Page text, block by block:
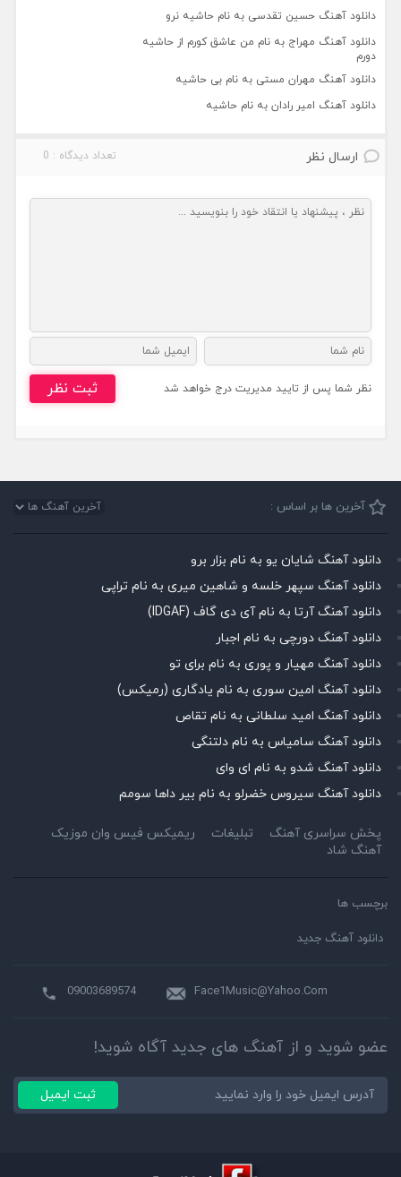
دانلود آهنگ حسین تقدسی به نام حاشیه نرو
دانلود آهنگ مهراج به نام من عاشق کورم از حاشیه
دورم
دانلود آهنگ مهران مستی به نام بی حاشیه
دانلود آهنگ امیر رادان به نام حاشیه
ارسال نظر تعداد دیدگاه : 0
نظر شما پس از تایید مدیریت درج خواهد شد ثبت نظر
آخرین ها بر اساس :
دانلود آهنگ شایان یو به نام بزار برو
دانلود آهنگ سپهر خلسه و شاهین میری به نام تراپی
دانلود آهنگ آرتا به نام آی دی گاف (IDGAF)
دانلود آهنگ دورچی به نام اجبار
دانلود آهنگ مهیار و پوری به نام برای تو
دانلود آهنگ امین سوری به نام یادگاری (رمیکس)
دانلود آهنگ امید سلطانی به نام تقاص
دانلود آهنگ سامیاس به نام دلتنگی
دانلود آهنگ شدو به نام ای وای
دانلود آهنگ سیروس خضرلو به نام بیر داها سومم
پخش سراسری آهنگ تبلیغات
ریمیکس فیس وان موزیک
آهنگ شاد
برچسب ها
دانلود آهنگ جدید
Face1Music@Yahoo.Com
09003689574
عضو شوید و از آهنگ های جدید آگاه شوید!
ثبت ایمیل